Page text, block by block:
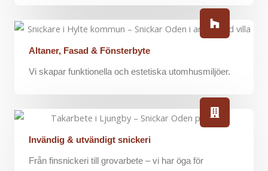
Altaner, Fasad & Fönsterbyte
Vi skapar funktionella och estetiska utomhusmiljöer.
Invändig & utvändigt snickeri
Från finsnickeri till grovarbete – vi har öga för